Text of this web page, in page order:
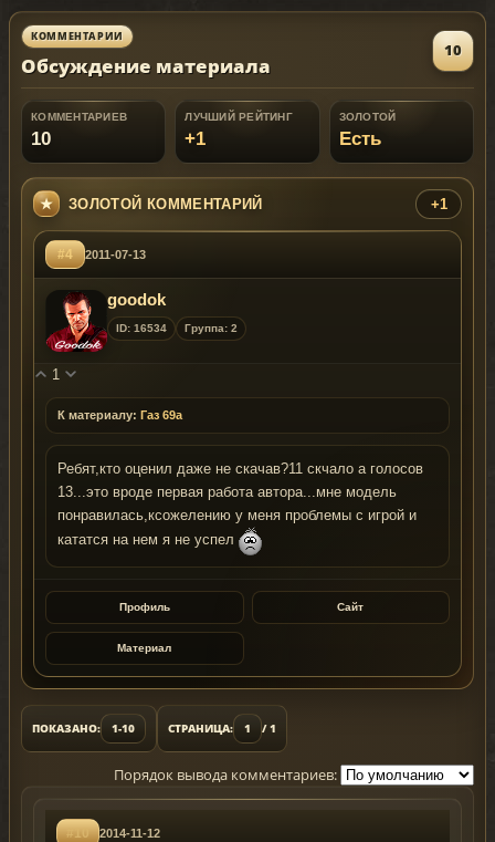
КОММЕНТАРИИ
Обсуждение материала
10
КОММЕНТАРИЕВ
10
ЛУЧШИЙ РЕЙТИНГ
+1
ЗОЛОТОЙ
Есть
ЗОЛОТОЙ КОММЕНТАРИЙ +1
#4 2011-07-13
goodok
ID: 16534 Группа: 2
1
К материалу: Газ 69а
Ребят,кто оценил даже не скачав?11 скчало а голосов
13...это вроде первая работа автора...мне модель
понравилась,ксожелению у меня проблемы с игрой и
кататся на нем я не успел
Профиль Сайт
Материал
ПОКАЗАНО: 1-10 СТРАНИЦА: 1 / 1
Порядок вывода комментариев:
#10 2014-11-12